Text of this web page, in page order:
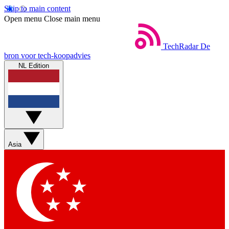
Skip to main content
Open menu Close main menu
TechRadar De
bron voor tech-koopadvies
NL Edition
Asia